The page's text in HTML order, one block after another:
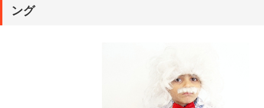
ング